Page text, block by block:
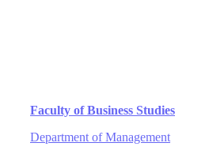
Faculty of Business Studies
Department of Management